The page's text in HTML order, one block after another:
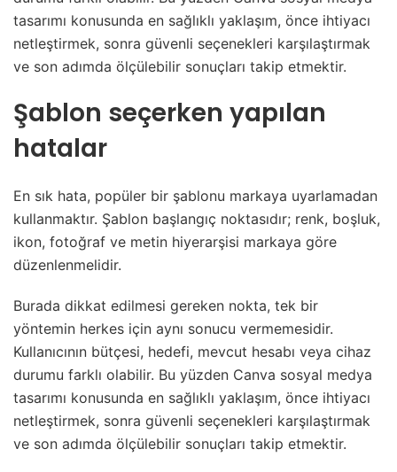
tasarımı konusunda en sağlıklı yaklaşım, önce ihtiyacı
netleştirmek, sonra güvenli seçenekleri karşılaştırmak
ve son adımda ölçülebilir sonuçları takip etmektir.
Şablon seçerken yapılan
hatalar
En sık hata, popüler bir şablonu markaya uyarlamadan
kullanmaktır. Şablon başlangıç noktasıdır; renk, boşluk,
ikon, fotoğraf ve metin hiyerarşisi markaya göre
düzenlenmelidir.
Burada dikkat edilmesi gereken nokta, tek bir
yöntemin herkes için aynı sonucu vermemesidir.
Kullanıcının bütçesi, hedefi, mevcut hesabı veya cihaz
durumu farklı olabilir. Bu yüzden Canva sosyal medya
tasarımı konusunda en sağlıklı yaklaşım, önce ihtiyacı
netleştirmek, sonra güvenli seçenekleri karşılaştırmak
ve son adımda ölçülebilir sonuçları takip etmektir.